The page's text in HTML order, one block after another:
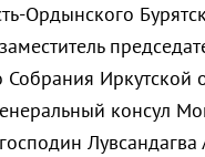
Ордынского
Собрания Иркутской
консул
господин Лувсандагва